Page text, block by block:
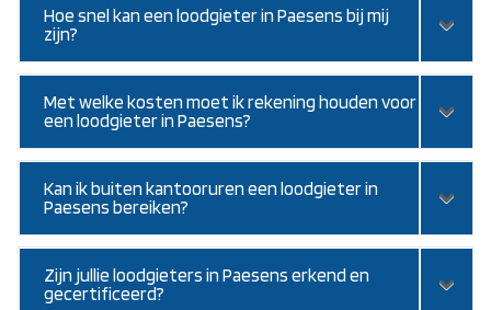
Hoe snel kan een loodgieter in Paesens bij mij
zijn?
Met welke kosten moet ik rekening houden voor
een loodgieter in Paesens?
Kan ik buiten kantooruren een loodgieter in
Paesens bereiken?
Zijn jullie loodgieters in Paesens erkend en
gecertificeerd?